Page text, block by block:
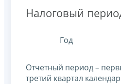
Налоговый
Год
Отчетный период –
третий квартал